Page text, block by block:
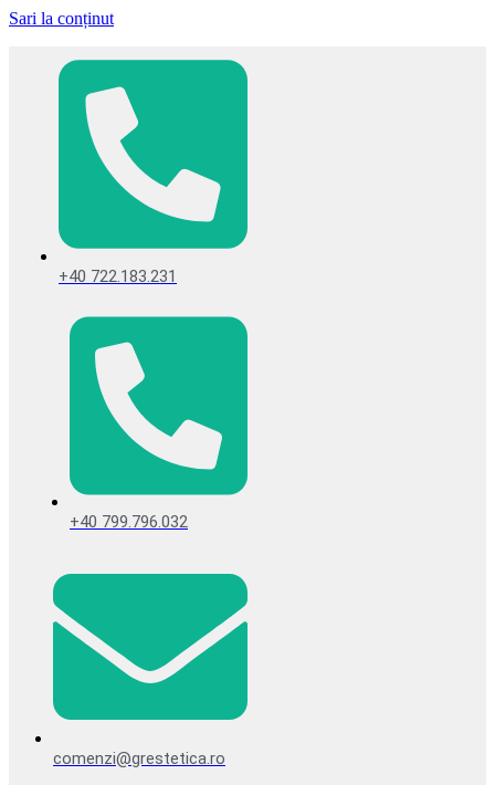
Sari la conținut
+40 722.183.231
+40 799.796.032
comenzi@grestetica.ro